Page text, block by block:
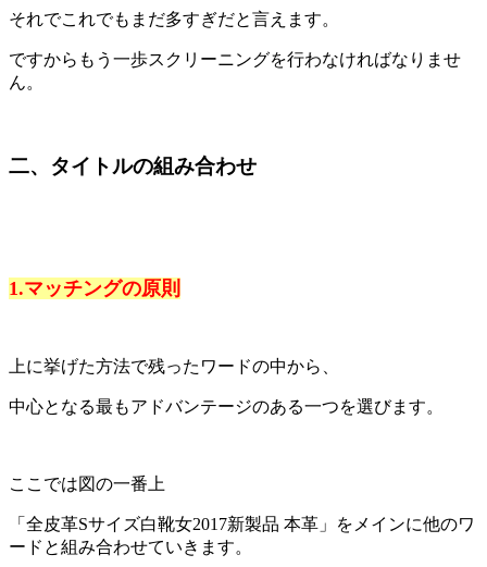
それでこれでもまだ多すぎだと言えます。
ですからもう一歩スクリーニングを行わなければなりませ
ん。
二、タイトルの組み合わせ
1.マッチングの原則
上に挙げた方法で残ったワードの中から、
中心となる最もアドバンテージのある一つを選びます。
ここでは図の一番上
「全皮革Sサイズ白靴女2017新製品 本革」をメインに他のワ
ードと組み合わせていきます。